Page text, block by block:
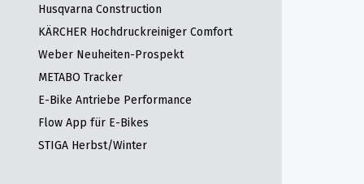
Husqvarna Construction
KÄRCHER Hochdruckreiniger Comfort
Weber Neuheiten-Prospekt
METABO Tracker
E-Bike Antriebe Performance
Flow App für E-Bikes
STIGA Herbst/Winter